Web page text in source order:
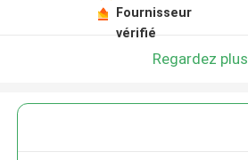
Fournisseur
vérifié
Regardez plus